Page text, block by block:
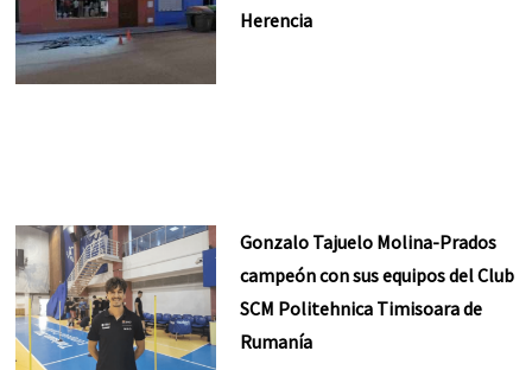
Herencia
Gonzalo Tajuelo Molina-Prados
campeón con sus equipos del Club
SCM Politehnica Timisoara de
Rumanía